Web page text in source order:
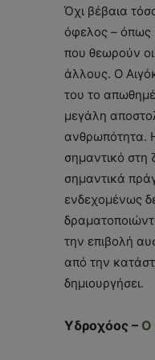
Όχι βέβαια
όφελος – όπως
που θεωρούν οι
άλλους. Ο
του το
μεγάλη
ανθρωπότητα.
σημαντικό στη
σημαντικά
ενδεχομένως
την επιβολή
από την
δημιουργήσει.
Υδροχόος – Ο